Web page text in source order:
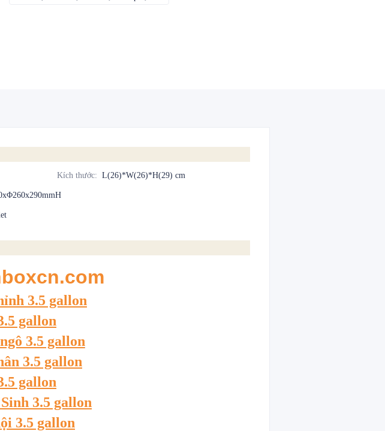
Kích thước: L(26)*W(26)*H(29) cm
3.5 gallon
gallon
3.5 gallon
3.5 gallon
gallon
3.5 gallon
3.5 gallon